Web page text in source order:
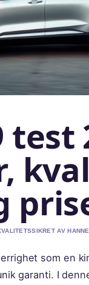
test
AV
som en
garanti. I